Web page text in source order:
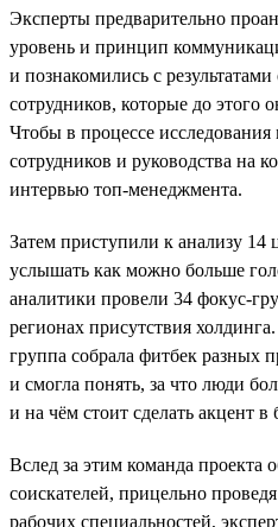
Эксперты предварительно
уровень и принцип
и познакомились с
сотрудников, которые до этого
Чтобы в процессе
сотрудников и руководства на
интервью топ-менеджмента.
Затем приступили к анализу
услышать как можно больше
аналитики провели 34 фокус-
регионах присутствия
группа собрала фитбек разных
и смогла понять, за что люди
и на чём стоит сделать акцент
Вслед за этим команда проекта
соискателей, прицельно
рабочих специальностей,